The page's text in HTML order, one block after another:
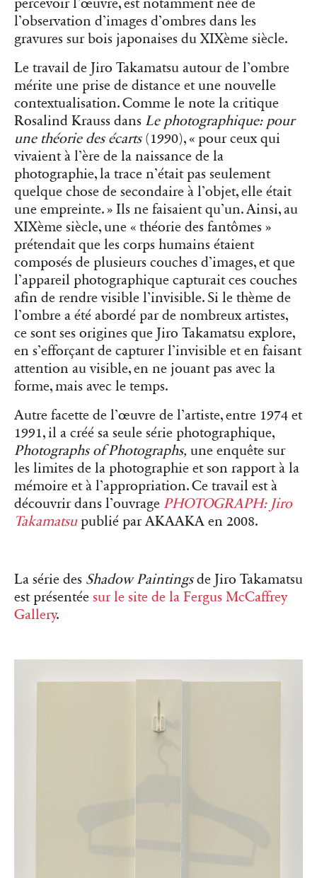
percevoir l’œuvre, est notamment née de
l’observation d’images d’ombres dans les
gravures sur bois japonaises du XIXème siècle.
Le travail de Jiro Takamatsu autour de l’ombre
mérite une prise de distance et une nouvelle
contextualisation. Comme le note la critique
Rosalind Krauss dans Le photographique: pour
une théorie des écarts(1990), « pour ceux qui
vivaient à l’ère de la naissance de la
photographie, la trace n’était pas seulement
quelque chose de secondaire à l’objet, elle était
une empreinte. » Ils ne faisaient qu’un. Ainsi, au
XIXème siècle, une « théorie des fantômes »
prétendait que les corps humains étaient
composés de plusieurs couches d’images, et que
l’appareil photographique capturait ces couches
afin de rendre visible l’invisible. Si le thème de
l’ombre a été abordé par de nombreux artistes,
ce sont ses origines que Jiro Takamatsu explore,
en s’efforçant de capturer l’invisible et en faisant
attention au visible, en ne jouant pas avec la
forme, mais avec le temps.
Autre facette de l’œuvre de l’artiste, entre 1974 et
1991, il a créé sa seule série photographique,
Photographs of Photographs, une enquête sur
les limites de la photographie et son rapport à la
mémoire et à l’appropriation. Ce travail est à
découvrir dans l’ouvrage PHOTOGRAPH: Jiro
Takamatsupublié par AKAAKA en 2008.
La série des Shadow Paintingsde Jiro Takamatsu
est présentée sur le site de la Fergus McCaffrey
Gallery.